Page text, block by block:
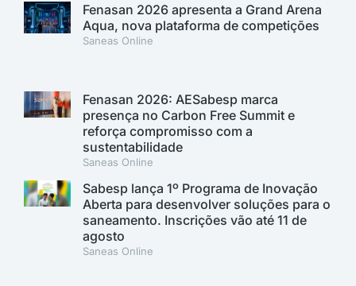
Fenasan 2026 apresenta a Grand Arena
Aqua, nova plataforma de competições
Saneas Online
Fenasan 2026: AESabesp marca
presença no Carbon Free Summit e
reforça compromisso com a
sustentabilidade
Saneas Online
Sabesp lança 1º Programa de Inovação
Aberta para desenvolver soluções para o
saneamento. Inscrições vão até 11 de
agosto
Saneas Online